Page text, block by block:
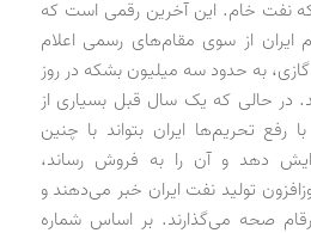
440 هزار بشکه نفت خام. این آخرین رقمی است که
ایران از سوی مقام‌های رسمی اعلام
به حدود سه میلیون بشکه در روز
در حالی که یک سال قبل بسیاری از
رفع تحریم‌ها ایران بتواند با چنین
دهد و آن را به فروش رساند،
تولید نفت ایران خبر می‌دهند و
صحه می‌گذارند. بر اساس شماره